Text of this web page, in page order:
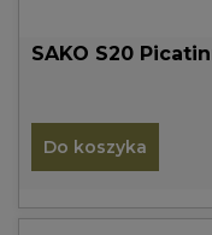
SAKO S20
Do koszyka